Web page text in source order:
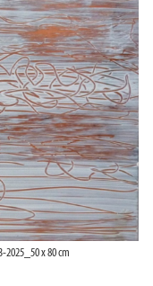
x 80 cm